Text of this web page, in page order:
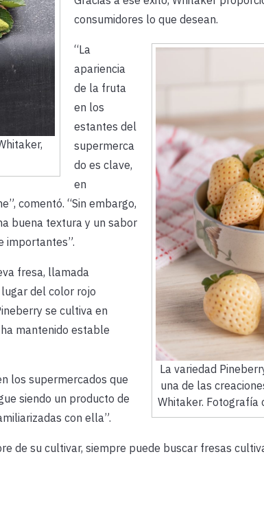
consumidores lo que desean.
La variedad
una de las
Whitaker. Fotografía
“La
apariencia
de la fruta
en los
estantes del
supermerca
do es clave,
en
comentó. “Sin embargo,
buena textura y un sabor
importantes”.
fresa, llamada
del color rojo
se cultiva en
mantenido estable
los supermercados que
siendo un producto de
con ella”.
de su cultivar, siempre puede buscar fresas